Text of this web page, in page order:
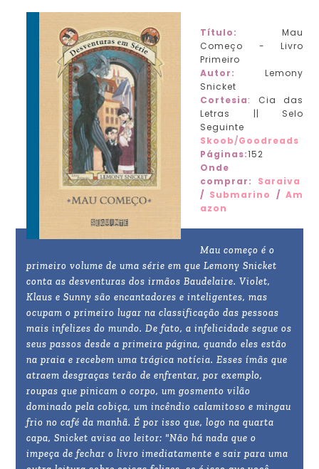
Título:
Mau
Começo - Livro
Primeiro
Autor:
Lemony
Snicket
Cortesia: Cia das
Letras || Selo
Seguinte
Skoob/Goodreads
Páginas:152
Onde
comprar:
Saraiva
/ Submarino / Am
azon
Mau começo é o
primeiro volume de uma série em que Lemony Snicket
conta as desventuras dos irmãos Baudelaire. Violet,
Klaus e Sunny são encantadores e inteligentes, mas
ocupam o primeiro lugar na classificação das pessoas
mais infelizes do mundo. De fato, a infelicidade segue os
seus passos desde a primeira página, quando eles estão
na praia e recebem uma trágica notícia. Esses ímãs que
atraem desgraças terão de enfrentar, por exemplo,
roupas que pinicam o corpo, um gosmento vilão
dominado pela cobiça, um incêndio calamitoso e mingau
frio no café da manhã. É por isso que, logo na quarta
capa, Snicket avisa ao leitor: "Não há nada que o
impeça de fechar o livro imediatamente e sair para uma